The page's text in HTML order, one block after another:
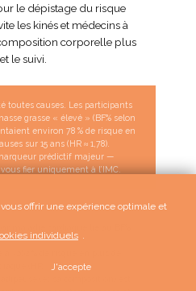
le dépistage du risque
les kinés et médecins à
corporelle plus
le suivi.
toutes causes. Les participants
grasse « élevé » (BF% selon
environ 78 % de risque en
sur 15 ans (HR ≈ 1,78).
prédictif majeur —
fier uniquement à l’IMC.
maladie cardiaque lié au BF%
(HR ≈ 3,62).
offrir une expérience optimale et
individuels .
J'accepte